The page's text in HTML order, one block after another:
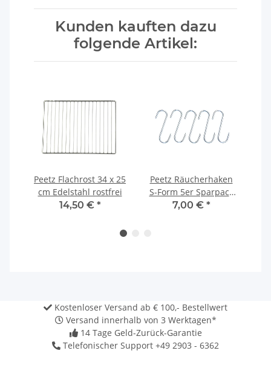
Kunden kauften dazu
folgende Artikel:
Peetz Flachrost 34 x 25
cm Edelstahl rostfrei
14,50 € *
Peetz Räucherhaken
S-Form 5er Sparpack
Edelstahl
7,00 € *
Kostenloser Versand ab € 100,- Bestellwert
Versand innerhalb von 3 Werktagen*
14 Tage Geld-Zurück-Garantie
Telefonischer Support +49 2903 - 6362